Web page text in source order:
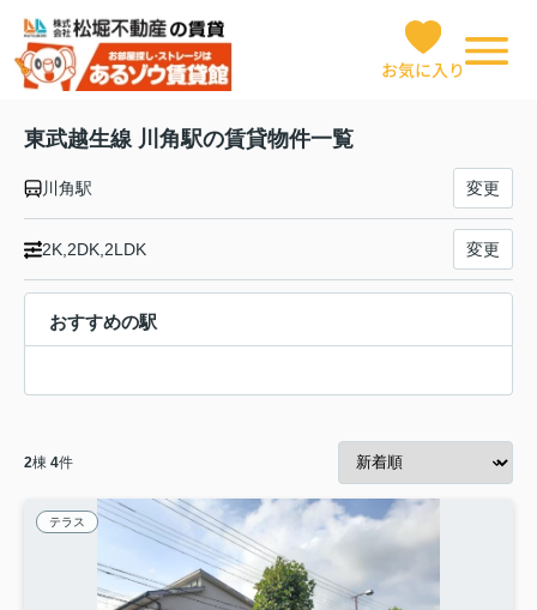
お気に入り
東武越生線 川角駅の賃貸物件一覧
川角駅 変更
2K,2DK,2LDK 変更
おすすめの駅
2棟 4件
テラス